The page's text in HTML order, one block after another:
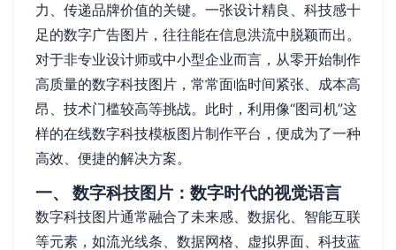
力、传递品牌价值的关键。一张设计精良、科技感十
足的数字广告图片，往往能在信息洪流中脱颖而出。
对于非专业设计师或中小型企业而言，从零开始制作
高质量的数字科技图片，常常面临时间紧张、成本高
昂、技术门槛较高等挑战。此时，利用像“图司机”这
样的在线数字科技模板图片制作平台，便成为了一种
高效、便捷的解决方案。
一、 数字科技图片：数字时代的视觉语言
数字科技图片通常融合了未来感、数据化、智能互联
等元素，如流光线条、数据网格、虚拟界面、科技蓝